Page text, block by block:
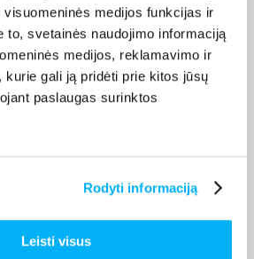
medijos funkcijas ir
to, svetainės naudojimo informaciją
medijos, reklamavimo ir
kurie gali ją pridėti prie kitos jūsų
paslaugas surinktos
Rodyti informaciją
Leisti visus
įprastai pristatomos per 1–2 darbo
prekės pristatymo terminas
Pasirinktą prekę iš Dekoratyvinė
galite gauti paštomatu, per
pažymėta, atsiimti
apie prekes